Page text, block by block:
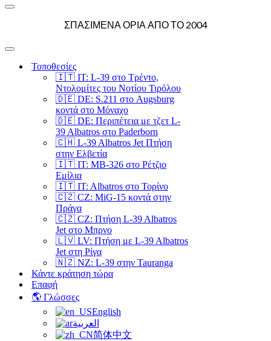
Μενού
ΣΠΑΣΙΜΕΝΑ ΟΡΙΑ ΑΠΟ ΤΟ 2004
Μενού
πλοήγησηςΤοποθεσίες
🇮🇹 IT: L-39 στο Τρέντο,
Ντολομίτες του Νοτίου Τιρόλου
🇩🇪 DE: S.211 στο Augsburg
κοντά στο Μόναχο
🇩🇪 DE: Περιπέτεια με τζετ L-
39 Albatros στο Paderborn
🇨🇭 L-39 Albatros Jet Πτήση
στην Ελβετία
🇮🇹 IT: MB-326 στο Ρέτζιο
Εμίλια
🇮🇹 IT: Albatros στο Τορίνο
🇨🇿 CZ: MiG-15 κοντά στην
Πράγα
🇨🇿 CZ: Πτήση L-39 Albatros
Jet στο Μπρνο
🇱🇻 LV: Πτήση με L-39 Albatros
Jet στη Ρίγα
🇳🇿 NZ: L-39 στην Tauranga
Κάντε κράτηση τώρα
Επαφή
🌎 Γλώσσες
English
العربية
简体中文